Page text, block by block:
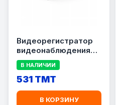
Видеорегистратор
видеонаблюдения
NVR-Y6110E H.265 4K
В НАЛИЧИИ
531 TMT
В КОРЗИНУ